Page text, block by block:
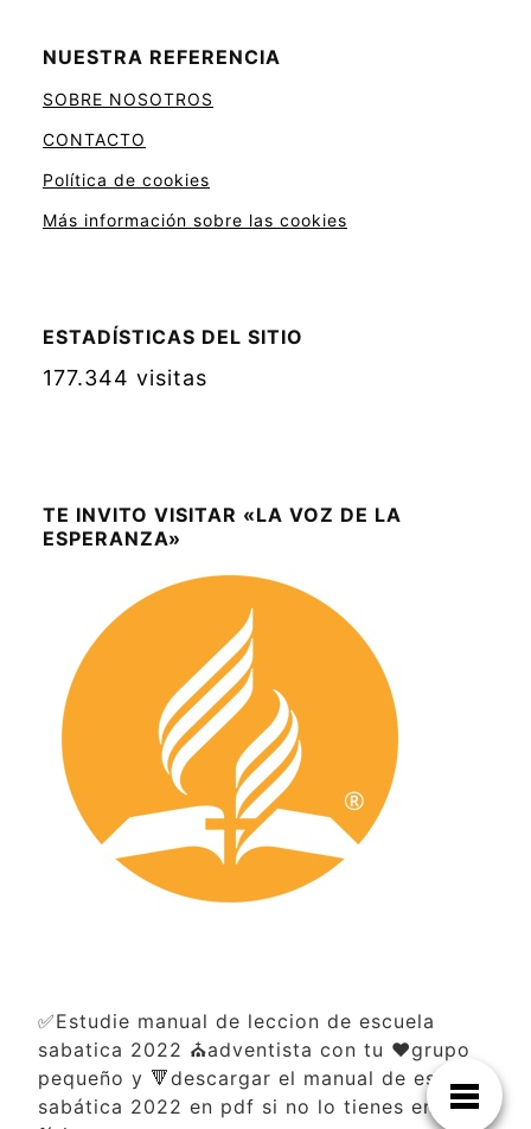
NUESTRA REFERENCIA
SOBRE NOSOTROS
CONTACTO
Política de cookies
Más información sobre las cookies
ESTADÍSTICAS DEL SITIO
177.344 visitas
TE INVITO VISITAR «LA VOZ DE LA
ESPERANZA»
✅Estudie manual de leccion de escuela
sabatica 2022 ⛪adventista con tu ❤️grupo
pequeño y 🔻descargar el manual de escuela
sabática 2022 en pdf si no lo tienes en